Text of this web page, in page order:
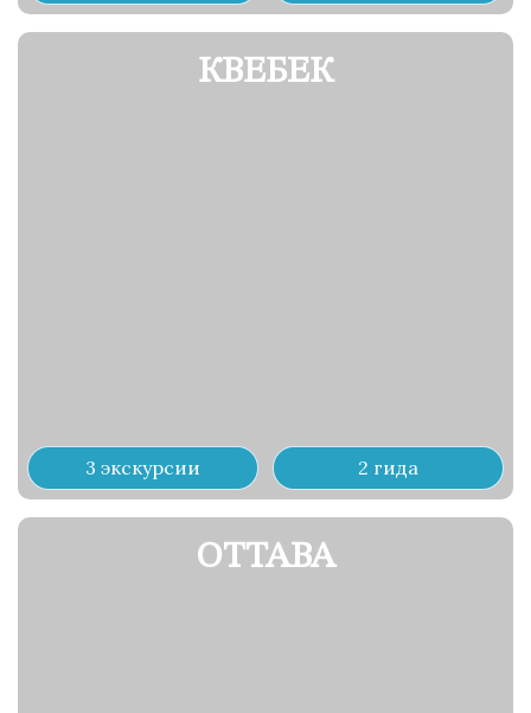
КВЕБЕК
3 экскурсии 2 гида
ОТТАВА